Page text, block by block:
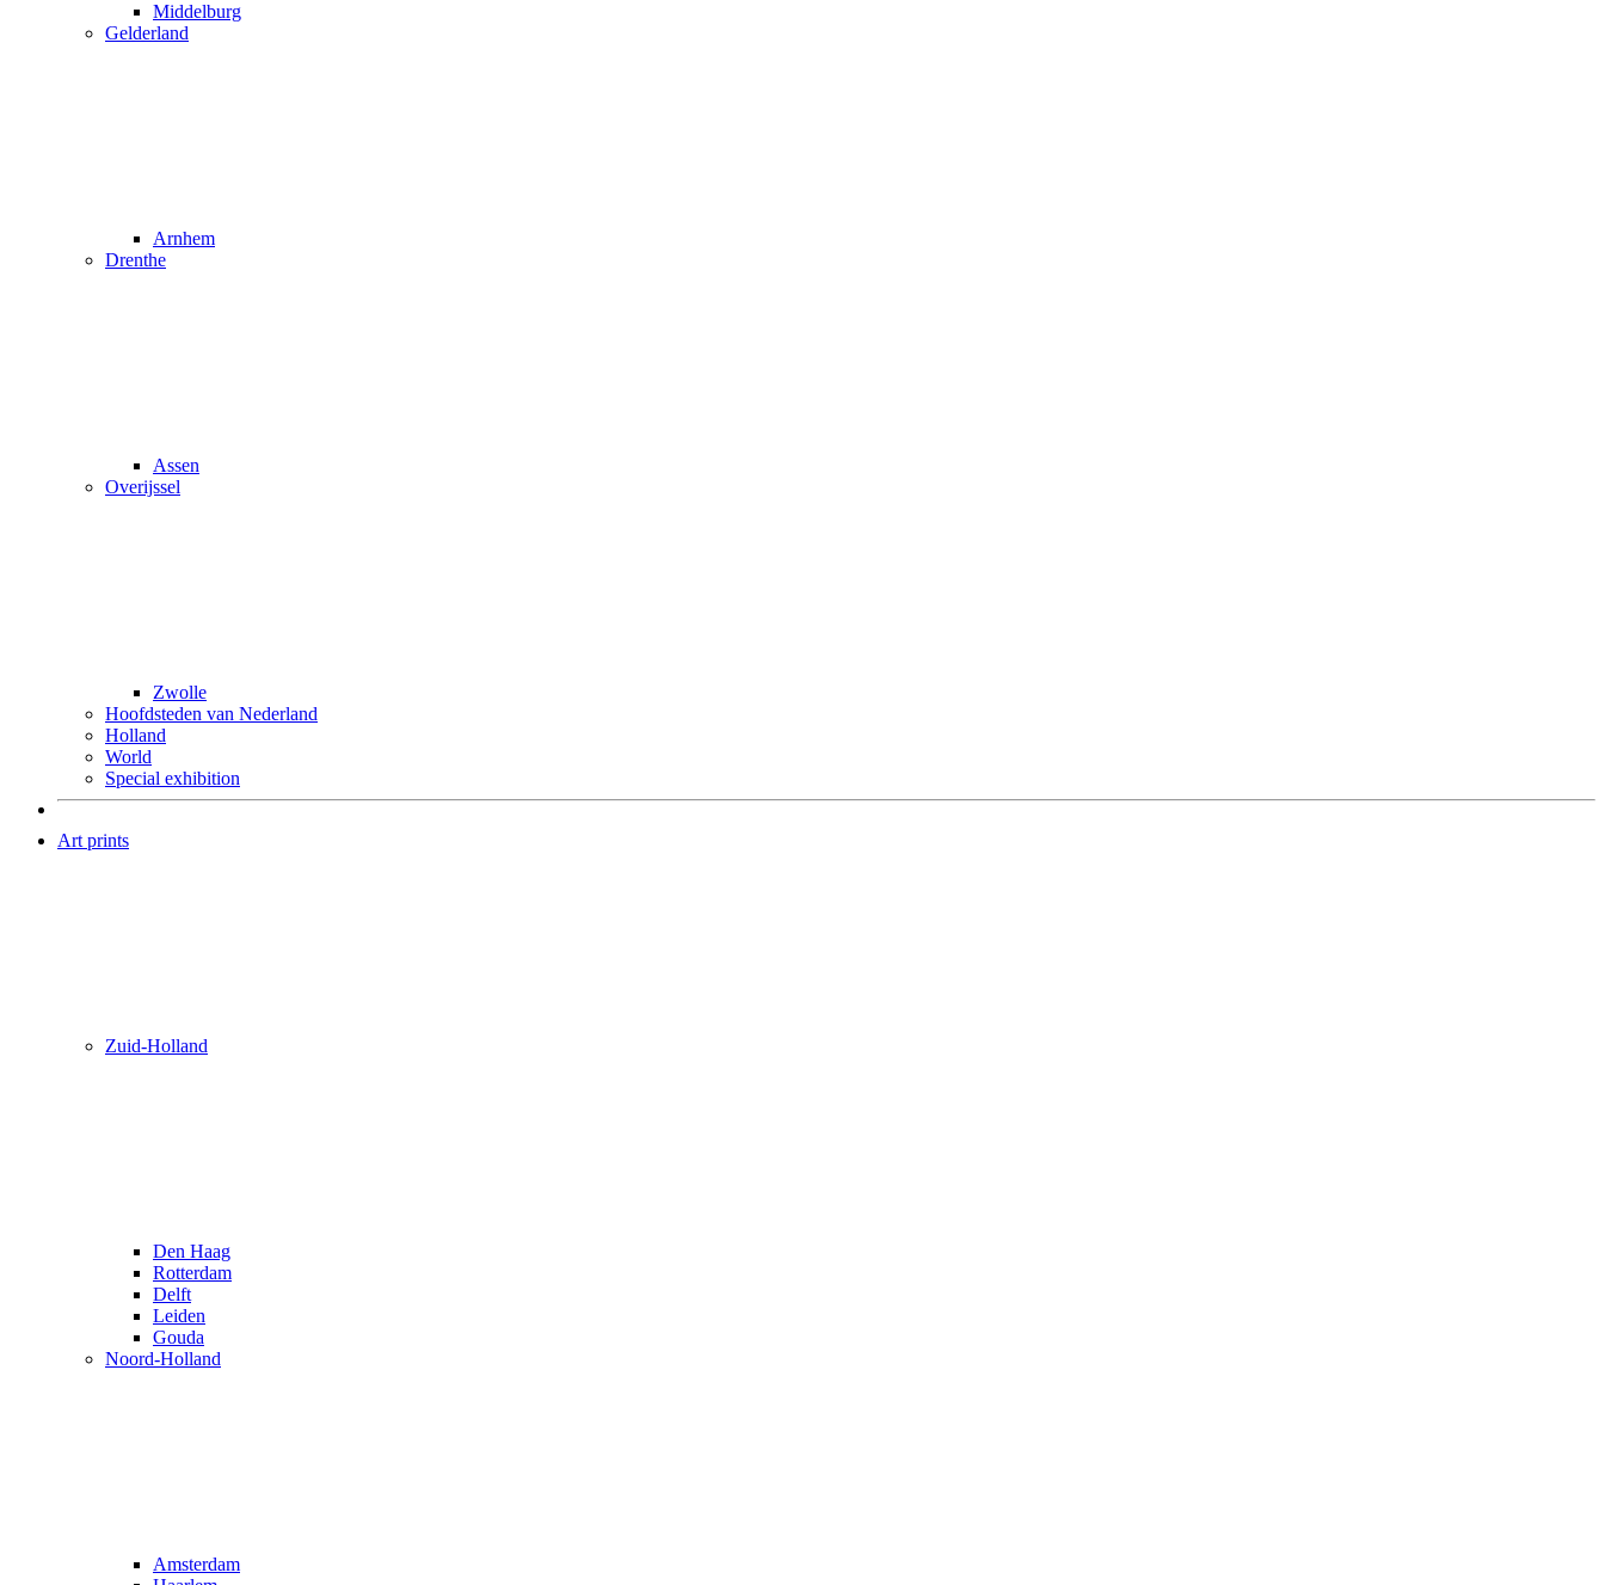
Middelburg
Gelderland
Arnhem
Drenthe
Assen
Overijssel
Zwolle
Hoofdsteden van Nederland
Holland
World
Special exhibition
Art prints
Zuid-Holland
Den Haag
Rotterdam
Delft
Leiden
Gouda
Noord-Holland
Amsterdam